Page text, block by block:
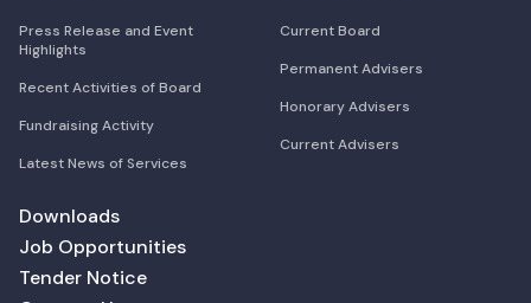
Press Release and Event
Highlights
Recent Activities of Board
Fundraising Activity
Latest News of Services
Current Board
Permanent Advisers
Honorary Advisers
Current Advisers
Downloads
Job Opportunities
Tender Notice